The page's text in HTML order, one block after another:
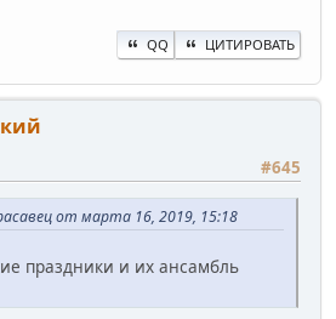
QQ ЦИТИРОВАТЬ
#645
от марта 16, 2019, 15:18
праздники и их ансамбль